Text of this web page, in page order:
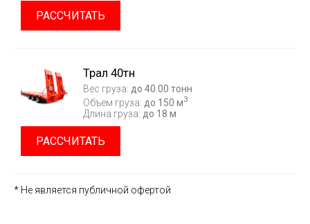
РАССЧИТАТЬ
Трал 40тн
Вес груза: до 40.00 тонн
Объем груза: до 150 м3
Длина груза: до 18 м
РАССЧИТАТЬ
* Не является публичной офертой